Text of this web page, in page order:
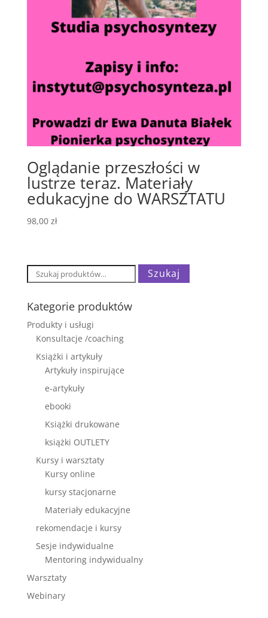
Oglądanie przeszłości w
lustrze teraz. Materiały
edukacyjne do WARSZTATU
98,00 zł
Szukaj: Szukaj
Kategorie produktów
Produkty i usługi
Konsultacje /coaching
Książki i artykuły
Artykuły inspirujące
e-artykuły
ebooki
Książki drukowane
książki OUTLETY
Kursy i warsztaty
Kursy online
kursy stacjonarne
Materiały edukacyjne
rekomendacje i kursy
Sesje indywidualne
Mentoring indywidualny
Warsztaty
Webinary